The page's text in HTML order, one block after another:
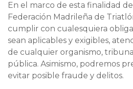
En el marco de esta finalidad
Federación Madrileña de
cumplir con cualesquiera
sean aplicables y exigibles,
de cualquier organismo,
pública. Asimismo, podremos
evitar posible fraude y delitos.